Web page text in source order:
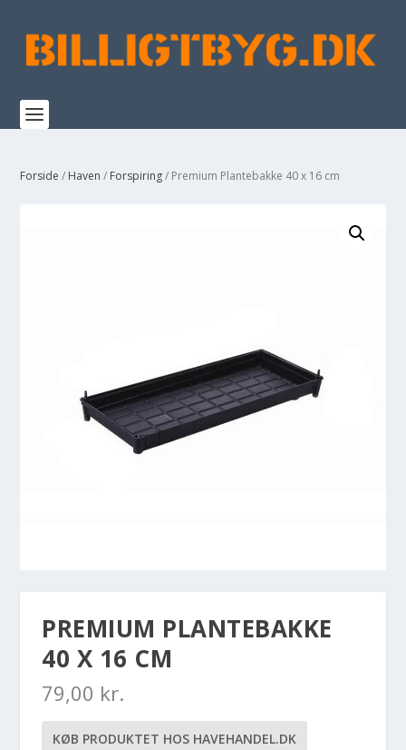
Forside / Haven / Forspiring/ Premium Plantebakke 40 x 16 cm
PREMIUM PLANTEBAKKE
40 X 16 CM
79,00 kr.
KØB PRODUKTET HOS HAVEHANDEL.DK